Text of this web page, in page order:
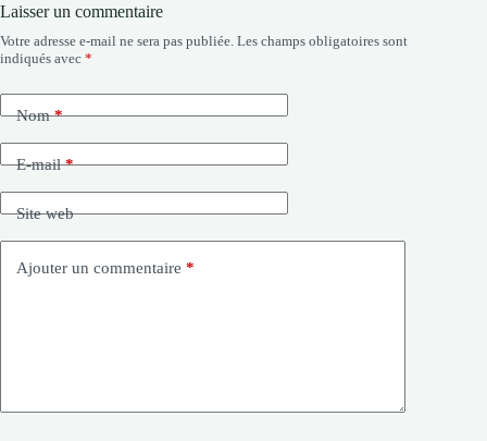
Laisser un commentaire
Votre adresse e-mail ne sera pas publiée. Les champs obligatoires sont
indiqués avec *
Nom*
E-mail*
Site web
Ajouter un commentaire *